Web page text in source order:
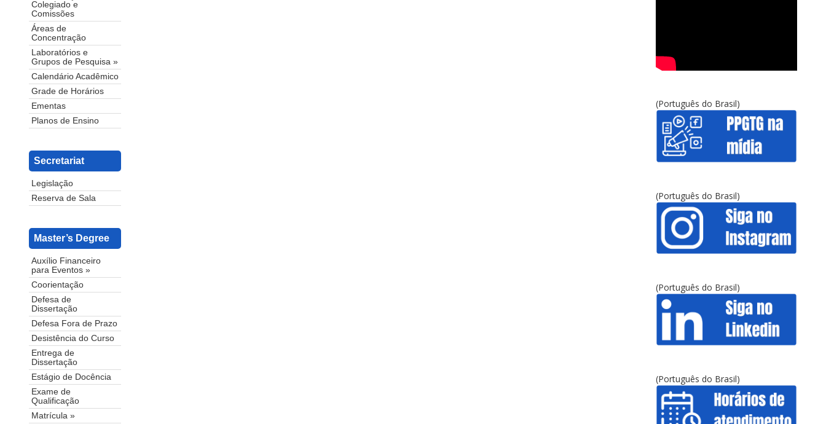
Colegiado e
Comissões
Áreas de
Concentração
Laboratórios e
Grupos de Pesquisa »
Calendário Acadêmico
Grade de Horários
Ementas
Planos de Ensino
Secretariat
Legislação
Reserva de Sala
Master’s Degree
Auxílio Financeiro
para Eventos »
Coorientação
Defesa de
Dissertação
Defesa Fora de Prazo
Desistência do Curso
Entrega de
Dissertação
Estágio de Docência
Exame de
Qualificação
Matrícula »
(Português do Brasil)
(Português do Brasil)
(Português do Brasil)
(Português do Brasil)